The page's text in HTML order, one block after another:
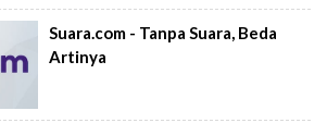
Suara.com - Tanpa Suara, Beda
Artinya